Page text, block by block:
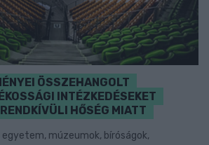
ÖSSZEHANGOLT
INTÉZKEDÉSEKET
HŐSÉG MIATT
múzeumok, bíróságok,